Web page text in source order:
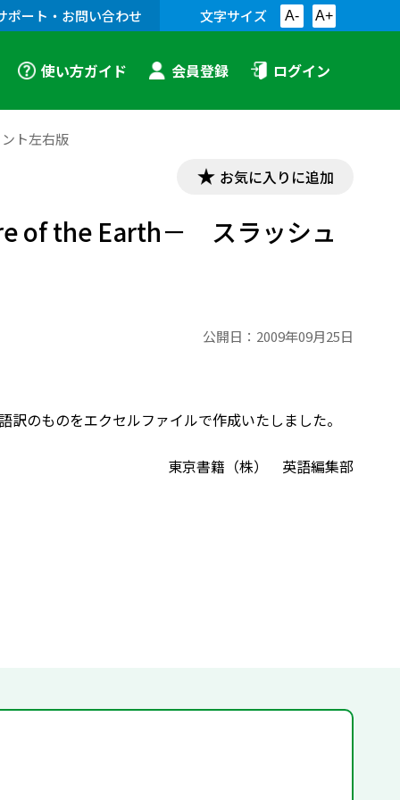
ポート・お問い合わせ 文字サイズ A- A+
使い方ガイド 会員登録 ログイン
ト左右版
お気に入りに追加
of the Earth－ スラッシュ
公開日： 2009年09月25日
のものをエクセルファイルで作成いたしました。
東京書籍（株） 英語編集部